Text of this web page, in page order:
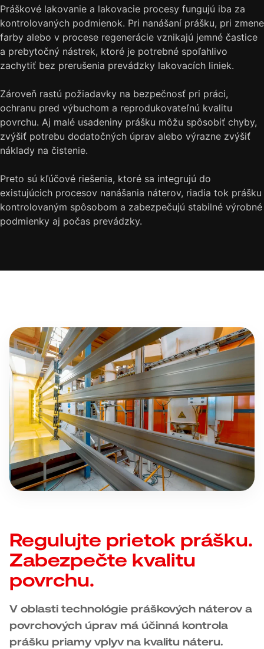
Z výrobnej praxe.
Práškové lakovanie a lakovacie procesy fungujú iba za
kontrolovaných podmienok. Pri nanášaní prášku, pri zmene
farby alebo v procese regenerácie vznikajú jemné častice
a prebytočný nástrek, ktoré je potrebné spoľahlivo
zachytiť bez prerušenia prevádzky lakovacích liniek.
Zároveň rastú požiadavky na bezpečnosť pri práci,
ochranu pred výbuchom a reprodukovateľnú kvalitu
povrchu. Aj malé usadeniny prášku môžu spôsobiť chyby,
zvýšiť potrebu dodatočných úprav alebo výrazne zvýšiť
náklady na čistenie.
Preto sú kľúčové riešenia, ktoré sa integrujú do
existujúcich procesov nanášania náterov, riadia tok prášku
kontrolovaným spôsobom a zabezpečujú stabilné výrobné
podmienky aj počas prevádzky.
Regulujte prietok prášku.
Zabezpečte kvalitu
povrchu.
V oblasti technológie práškových náterov a
povrchových úprav má účinná kontrola
prášku priamy vplyv na kvalitu náteru.